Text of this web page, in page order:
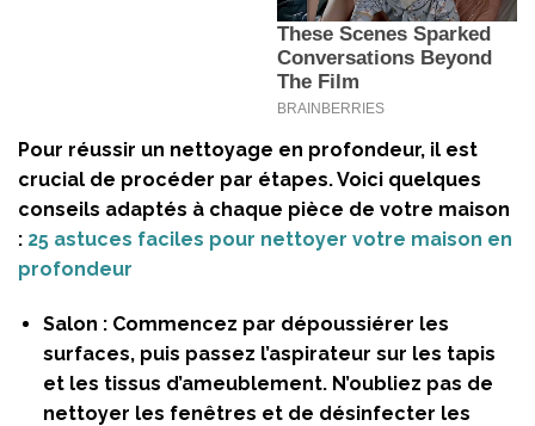
Pour réussir un nettoyage en profondeur, il est
crucial de procéder par étapes. Voici quelques
conseils adaptés à chaque pièce de votre maison
: 25 astuces faciles pour nettoyer votre maison en
profondeur
Salon :Commencez par dépoussiérer les
surfaces, puis passez l’aspirateur sur les tapis
et les tissus d’ameublement. N’oubliez pas de
nettoyer les fenêtres et de désinfecter les